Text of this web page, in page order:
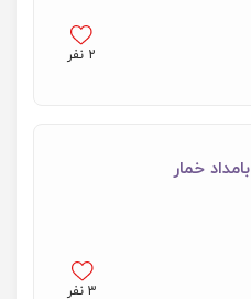
2 نفر
بامداد خمار
3نفر